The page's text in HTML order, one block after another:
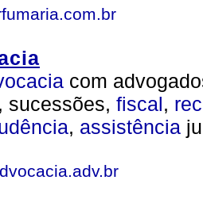
com
, sucessões, fiscal,
, assistência